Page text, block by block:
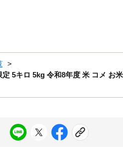
5キロ 5kg 令和8年度 米 コメ お